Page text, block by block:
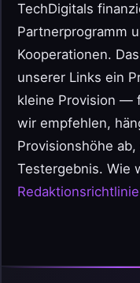
TechDigitals
Partnerprogramm
Kooperationen.
unserer Links ein
kleine Provision —
wir empfehlen,
Provisionshöhe
Testergebnis. Wie